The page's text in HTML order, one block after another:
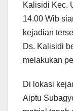
Kalisidi Kec.
14.00 Wib
kejadian
Ds. Kalisidi
melakukan
Di lokasi
Aiptu